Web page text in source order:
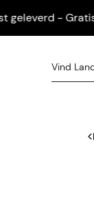
- Gratis